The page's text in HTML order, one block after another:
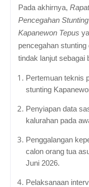
Pada akhirnya,
Pencegahan
Kapanewon Tepus
pencegahan
tindak lanjut sebagai
Pertemuan teknis
stunting
Penyiapan data
kalurahan pada
Penggalangan
calon orang tua
Juni 2026.
Pelaksanaan